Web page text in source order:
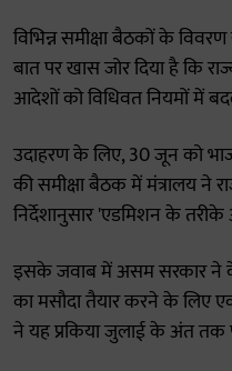
विभिन्न समीक्षा बैठकों के
बात पर खास जोर दिया है कि
आदेशों को विधिवत नियमों में
उदाहरण के लिए, 30 जून को
की समीक्षा बैठक में मंत्रालय ने
निर्देशानुसार 'एडमिशन के तरीके
इसके जवाब में असम सरकार ने
का मसौदा तैयार करने के लिए
ने यह प्रकिया जुलाई के अंत तक